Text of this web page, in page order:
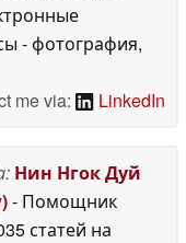
- фотография,
me via:
LinkedIn
Нин Нгок Дуй
- Помощник
статей на